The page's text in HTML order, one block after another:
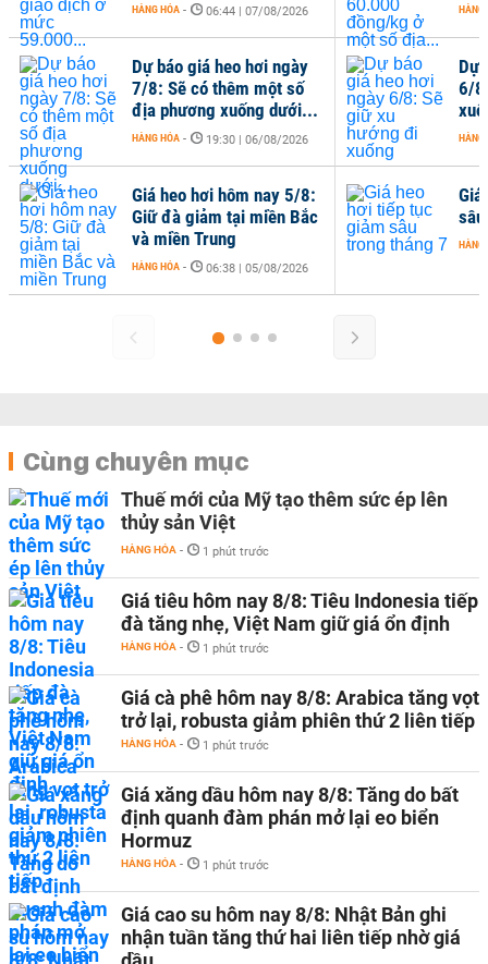
HÀNG HÓA - 06:44 | 07/08/2026
Dự báo giá heo hơi ngày
7/8: Sẽ có thêm một số
địa phương xuống dưới...
HÀNG HÓA - 19:30 | 06/08/2026
HÀNG
Dự
6/
HÀNG
Giá heo hơi hôm nay 5/8:
Giữ đà giảm tại miền Bắc
và miền Trung
HÀNG HÓA - 06:38 | 05/08/2026
HÀNG
Cùng chuyên mục
Thuế mới của Mỹ tạo thêm sức ép lên
thủy sản Việt
HÀNG HÓA - 1 phút trước
Giá tiêu hôm nay 8/8: Tiêu Indonesia tiếp
đà tăng nhẹ, Việt Nam giữ giá ổn định
HÀNG HÓA - 1 phút trước
Giá cà phê hôm nay 8/8: Arabica tăng vọt
trở lại, robusta giảm phiên thứ 2 liên tiếp
HÀNG HÓA - 1 phút trước
Giá xăng dầu hôm nay 8/8: Tăng do bất
định quanh đàm phán mở lại eo biển
Hormuz
HÀNG HÓA - 1 phút trước
Giá cao su hôm nay 8/8: Nhật Bản ghi
nhận tuần tăng thứ hai liên tiếp nhờ giá